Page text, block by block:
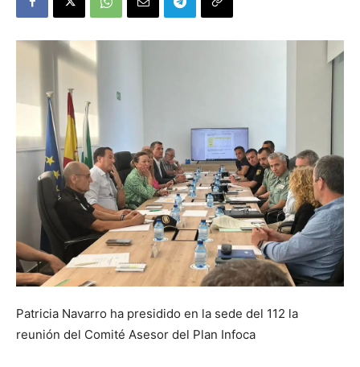
Patricia Navarro ha presidido en la sede del 112 la
reunión del Comité Asesor del Plan Infoca